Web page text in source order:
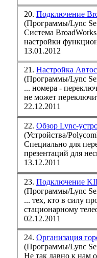
20. Подключение
(Программы/Lync
Система BroadWorks от компании BroadSoft довольно крупная многофункциональная система для провайдеров
настройки
13.01.2012
21. Настройка
(Программы/Lync
... номера -
не может
22.12.2011
22.
(Устройства/
Специально для
13.12.2011
23. Подключение
(Программы/Lync
стационарному
02.12.2011
24. Организация
(Программы/Lync